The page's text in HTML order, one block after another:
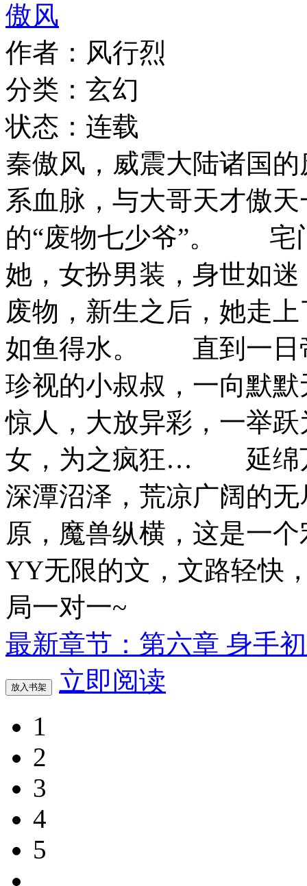
傲风
作者：风行烈
分类：玄幻
状态：连载
秦傲风，威震大陆诸国
系血脉，与大哥天才傲
的“废物七少爷”。 宅
她，女扮男装，身世如
废物，新生之后，她走
如鱼得水。 直到一日
珍视的小叔叔，一向默
惊人，大放异彩，一举
女，为之疯狂… 延绵万
深潭沼泽，荒凉广阔的
原，魔兽纵横，这是
YY无限的文，文路轻快
局一对一~
最新章节：第六章 身手
放入书架
立即阅读
1
2
3
4
5